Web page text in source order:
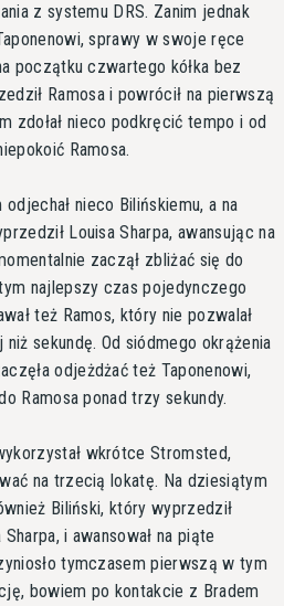
z systemu DRS. Zanim jednak
sprawy w swoje ręce
początku czwartego kółka bez
Ramosa i powrócił na pierwszą
zdołał nieco podkręcić tempo i od
Ramosa.
nieco Bilińskiemu, a na
Louisa Sharpa, awansując na
zaczął zbliżać się do
najlepszy czas pojedynczego
też Ramos, który nie pozwalał
sekundę. Od siódmego okrążenia
odjeżdżać też Taponenowi,
Ramosa ponad trzy sekundy.
wkrótce Stromsted,
na trzecią lokatę. Na dziesiątym
Biliński, który wyprzedził
i awansował na piąte
tymczasem pierwszą w tym
bowiem po kontakcie z Bradem